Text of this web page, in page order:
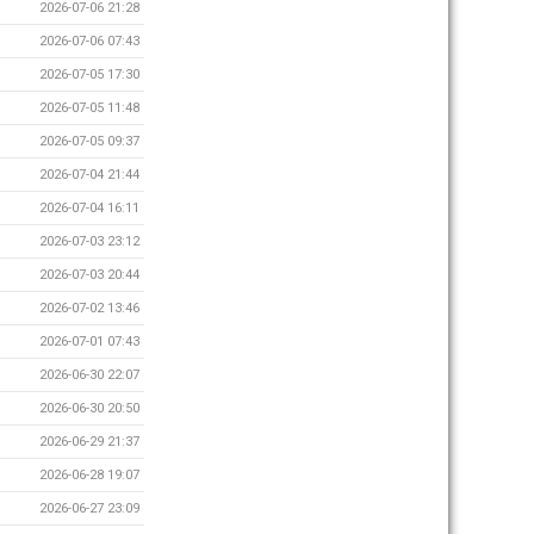
2026-07-06 21:28
2026-07-06 07:43
2026-07-05 17:30
2026-07-05 11:48
2026-07-05 09:37
2026-07-04 21:44
2026-07-04 16:11
2026-07-03 23:12
2026-07-03 20:44
2026-07-02 13:46
2026-07-01 07:43
2026-06-30 22:07
2026-06-30 20:50
2026-06-29 21:37
2026-06-28 19:07
2026-06-27 23:09